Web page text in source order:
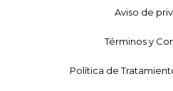
Aviso de
Términos y
Política de